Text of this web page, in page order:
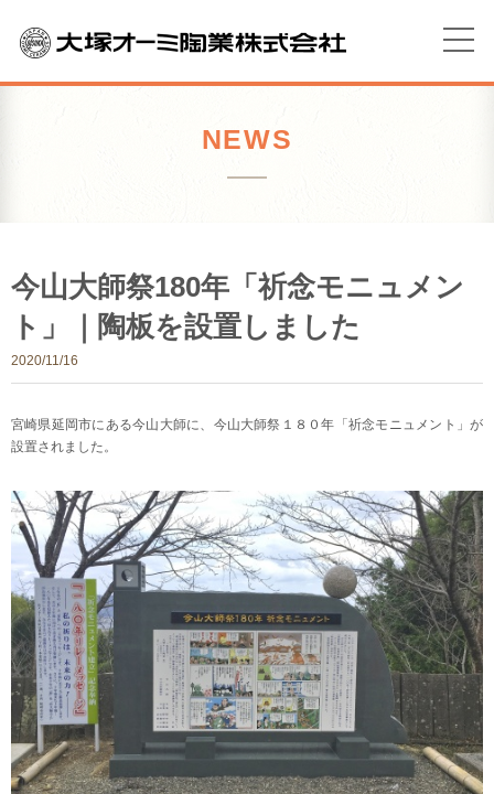
NEWS
今山大師祭180年「祈念モニュメン
ト」｜陶板を設置しました
2020/11/16
宮崎県延岡市にある今山大師に、今山大師祭１８０年「祈念モニュメント」が
設置されました。